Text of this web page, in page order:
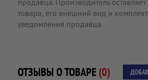
товара, его внешний вид и
уведомления продавца.
ОТЗЫВЫ О ТОВАРЕ (0)